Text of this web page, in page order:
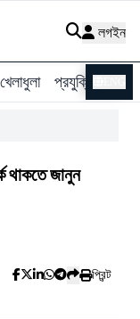
লগইন
খেলাধুলা প্রযুক্তি
থাকতে জানুন
প্রিন্ট